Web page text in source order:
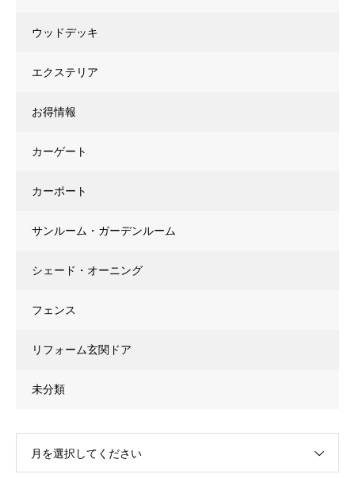
ウッドデッキ
エクステリア
お得情報
カーゲート
カーポート
サンルーム・ガーデンルーム
シェード・オーニング
フェンス
リフォーム玄関ドア
未分類
月を選択してください